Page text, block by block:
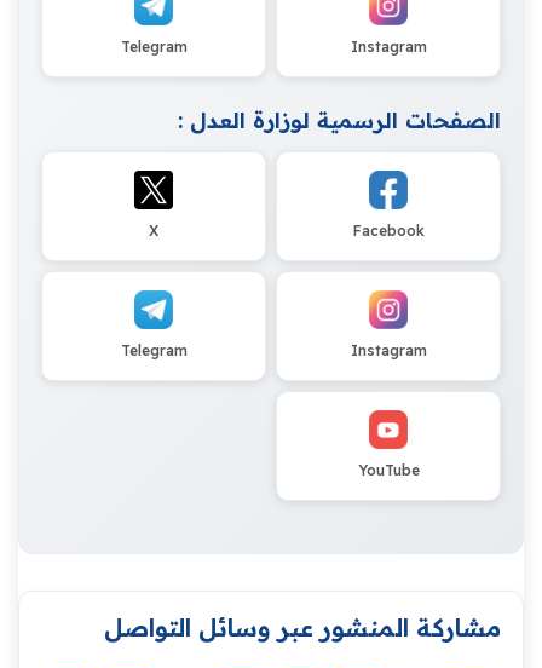
Instagram
Telegram
الصفحات الرسمية لوزارة العدل :
Facebook
X
Instagram
Telegram
YouTube
مشاركة المنشور عبر وسائل التواصل